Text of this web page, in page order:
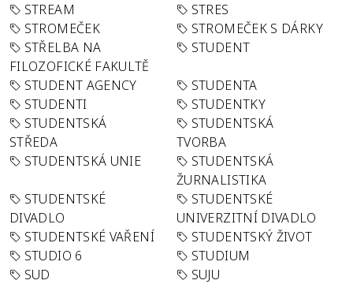
STREAM
STRES
STROMEČEK
STROMEČEK S DÁRKY
STŘELBA NA
FILOZOFICKÉ FAKULTĚ
STUDENT
STUDENT AGENCY
STUDENTA
STUDENTI
STUDENTKY
STUDENTSKÁ
STŘEDA
STUDENTSKÁ
TVORBA
STUDENTSKÁ UNIE
STUDENTSKÁ
ŽURNALISTIKA
STUDENTSKÉ
DIVADLO
STUDENTSKÉ
UNIVERZITNÍ DIVADLO
STUDENTSKÉ VAŘENÍ
STUDENTSKÝ ŽIVOT
STUDIO 6
STUDIUM
SUD
SUJU